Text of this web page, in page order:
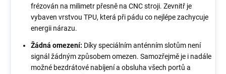
frézován na milimetr přesně na CNC stroji. Zevnitř je
vybaven vrstvou TPU, která při pádu co nejlépe zachycuje
energii nárazu.
Žádná omezení: Díky speciálním anténním slotům není
signál žádným způsobem omezen. Samozřejmě je i nadále
možné bezdrátové nabíjení a obsluha všech portů a